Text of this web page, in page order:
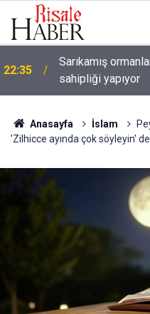
22:35
Sarıkamış
sahipliği yapıyor
Anasayfa İslam
'Zilhicce ayında çok söyleyin'